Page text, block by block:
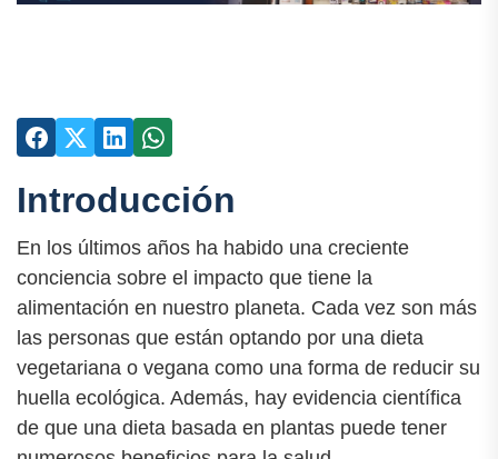
Introducción
En los últimos años ha habido una creciente
conciencia sobre el impacto que tiene la
alimentación en nuestro planeta. Cada vez son más
las personas que están optando por una dieta
vegetariana o vegana como una forma de reducir su
huella ecológica. Además, hay evidencia científica
de que una dieta basada en plantas puede tener